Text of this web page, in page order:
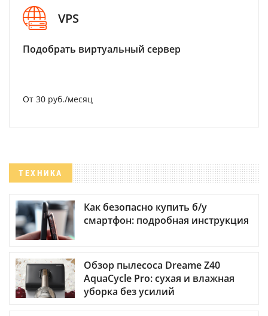
VPS
Подобрать виртуальный сервер
От 30 руб./месяц
ТЕХНИКА
Как безопасно купить б/у
смартфон: подробная инструкция
Обзор пылесоса Dreame Z40
AquaCycle Pro: сухая и влажная
уборка без усилий